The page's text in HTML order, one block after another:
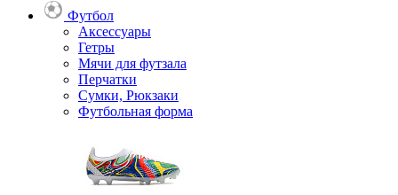
Футбол
Аксессуары
Гетры
Мячи для футзала
Перчатки
Сумки, Рюкзаки
Футбольная форма